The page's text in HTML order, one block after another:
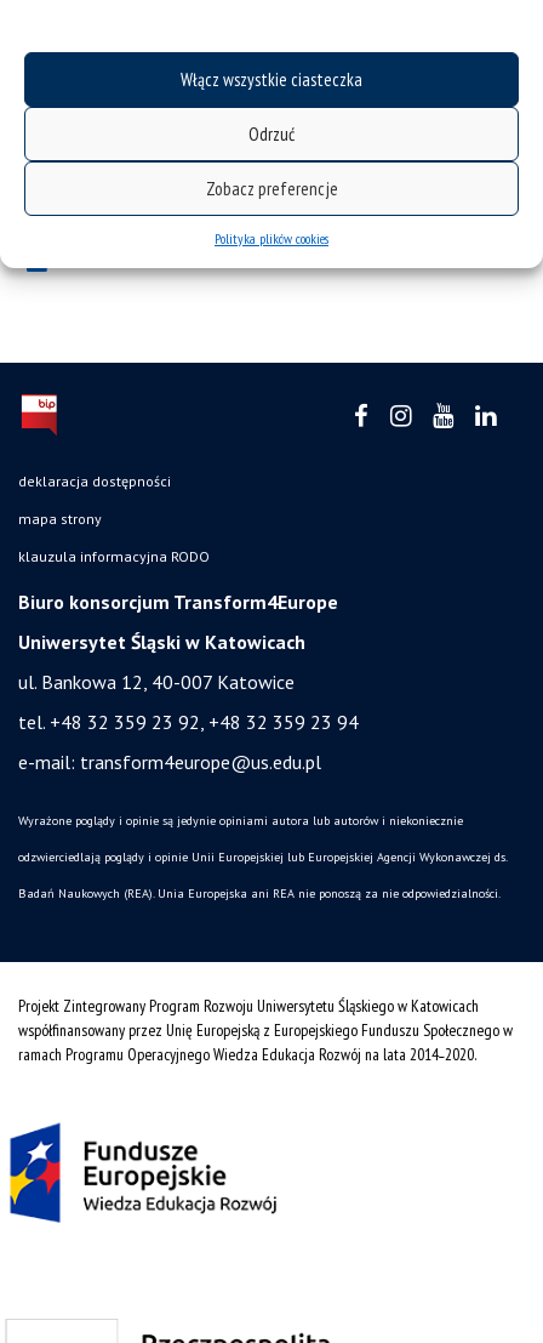
Włącz wszystkie ciasteczka
Odrzuć
Zobacz preferencje
Polityka plików cookies
deklaracja dostępności
mapa strony
klauzula informacyjna RODO
Biuro konsorcjum Transform4Europe
Uniwersytet Śląski w Katowicach
ul. Bankowa 12, 40-007 Katowice
tel. +48 32 359 23 92, +48 32 359 23 94
e-mail: transform4europe@us.edu.pl
Wyrażone poglądy i opinie są jedynie opiniami autora lub autorów i niekoniecznie
odzwierciedlają poglądy i opinie Unii Europejskiej lub Europejskiej Agencji Wykonawczej ds.
Badań Naukowych (REA). Unia Europejska ani REA nie ponoszą za nie odpowiedzialności.
Projekt Zintegrowany Program Rozwoju Uniwersytetu Śląskiego w Katowicach
współfinansowany przez Unię Europejską z Europejskiego Funduszu Społecznego w
ramach Programu Operacyjnego Wiedza Edukacja Rozwój na lata 2014˗2020.